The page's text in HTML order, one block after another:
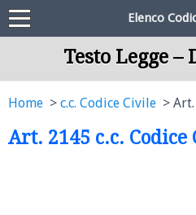
Elenco
Testo Legge
Home c.c. Codice Civile
Art. 2145 c.c. Codice